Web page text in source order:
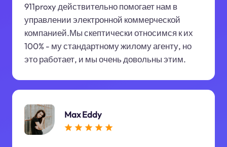
911proxy действительно помогает нам в
управлении электронной коммерческой
компанией.Мы скептически относимся к их
100% - му стандартному жилому агенту, но
это работает, и мы очень довольны этим.
Max Eddy